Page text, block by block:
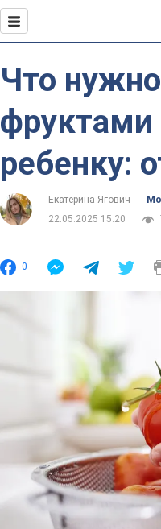
Что
фруктами
ребенку:
Екатерина Ягович
22.05.2025 15:20
0